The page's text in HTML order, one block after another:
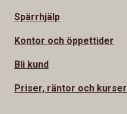
Spärrhjälp
Kontor och öppettider
Bli kund
Priser, räntor och kurser